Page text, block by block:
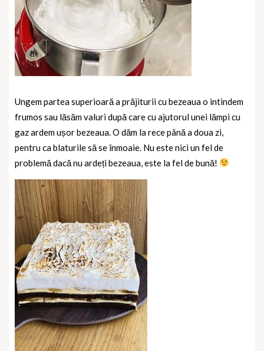
Ungem partea superioară a prăjiturii cu bezeaua o intindem
frumos sau lăsăm valuri după care cu ajutorul unei lămpi cu
gaz ardem ușor bezeaua. O dăm la rece până a doua zi,
pentru ca blaturile să se înmoaie. Nu este nici un fel de
problemă dacă nu ardeți bezeaua, este la fel de bună!